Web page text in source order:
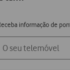
informação de